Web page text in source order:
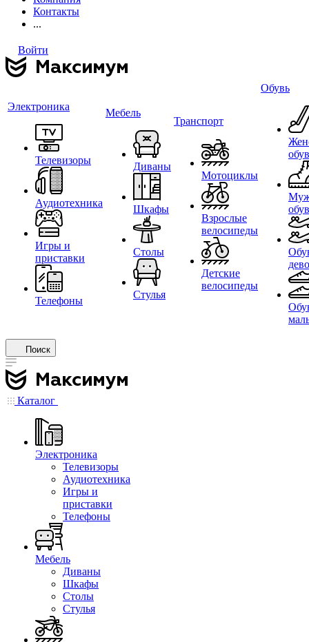
Контакты
...
Войти
Электроника
Телевизоры
Аудиотехника
Игры и
приставки
Телефоны
Мебель
Диваны
Шкафы
Столы
Стулья
Транспорт
Мотоциклы
Взрослые
велосипеды
Детские
велосипеды
Обувь
Поиск
Каталог
Электроника
Телевизоры
Аудиотехника
Игры и
приставки
Телефоны
Мебель
Диваны
Шкафы
Столы
Стулья